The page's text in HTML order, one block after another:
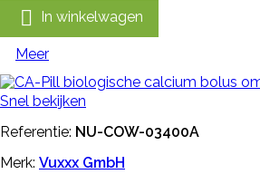
 In winkelwagen
Meer
Snel bekijken
Referentie: NU-COW-03400A
Merk: Vuxxx GmbH